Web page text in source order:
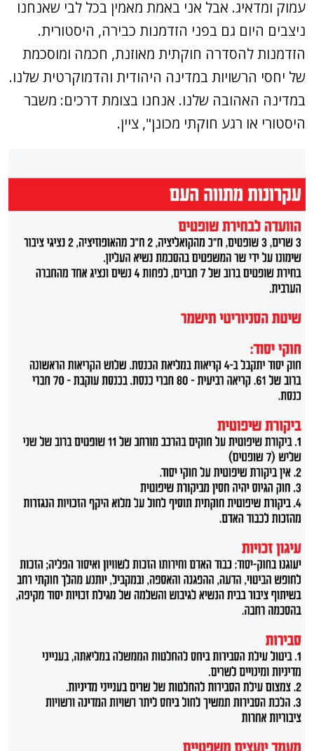
עמוק ומדאיג. אבל אני באמת מאמין בכל לבי שאנחנו
ניצבים היום גם בפני הזדמנות כבירה, היסטורית.
הזדמנות להסדרה חוקתית מאוזנת, חכמה ומוסכמת
של יחסי הרשויות במדינה היהודית והדמוקרטית שלנו.
במדינה האהובה שלנו. אנחנו בצומת דרכים: משבר
היסטורי או רגע חוקתי מכונן", ציין.